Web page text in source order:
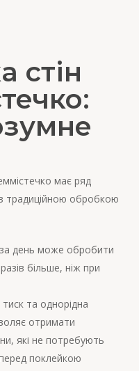
стін
має ряд
традиційною обробкою
день може обробити
більше, ніж при
та однорідна
отримати
які не потребують
поклейкою